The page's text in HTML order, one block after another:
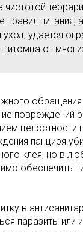
чистотой
правил питания,
удается
от
обращения
повреждений
целостности
панциря
клея, но в
обеспечить
в
паразиты или